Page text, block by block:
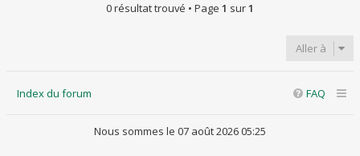
0 résultat trouvé • Page 1 sur1
Aller à
Index du forum FAQ
Nous sommes le 07 août 2026 05:25